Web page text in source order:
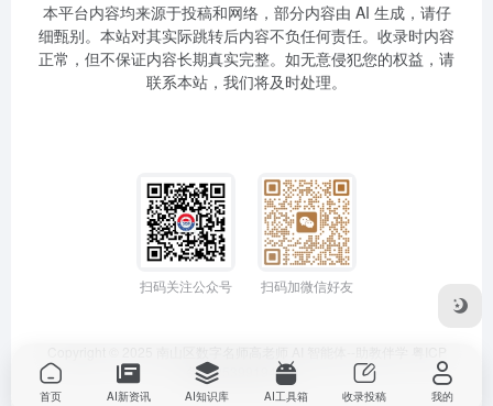
本平台内容均来源于投稿和网络，部分内容由 AI 生成，请仔
细甄别。本站对其实际跳转后内容不负任何责任。收录时内容
正常，但不保证内容长期真实完整。如无意侵犯您的权益，请
联系本站，我们将及时处理。
扫码关注公众号 扫码加微信好友
备2025399194号-1
首页 AI新资讯 AI知识库 AI工具箱 收录投稿 我的